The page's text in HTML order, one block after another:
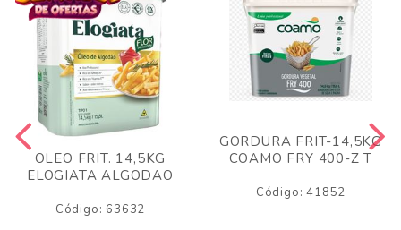
OLEO FRIT. 14,5KG
ELOGIATA ALGODAO
Código: 63632
GORDURA FRIT-14,5KG
COAMO FRY 400-Z T
Código: 41852